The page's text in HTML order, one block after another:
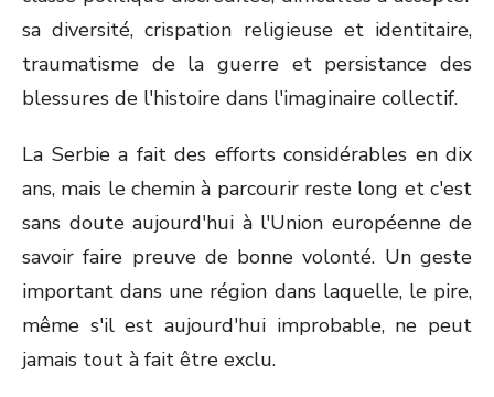
sa diversité, crispation religieuse et identitaire,
traumatisme de la guerre et persistance des
blessures de l'histoire dans l'imaginaire collectif.
La Serbie a fait des efforts considérables en dix
ans, mais le chemin à parcourir reste long et c'est
sans doute aujourd'hui à l'Union européenne de
savoir faire preuve de bonne volonté. Un geste
important dans une région dans laquelle, le pire,
même s'il est aujourd'hui improbable, ne peut
jamais tout à fait être exclu.